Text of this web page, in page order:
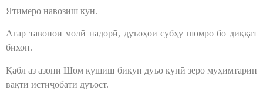
Ятимеро навозиш кун.
Агар тавонои молӣ надорӣ, дуъоҳои субҳу шомро бо диққат
бихон.
Қабл аз азони Шом кӯшиш бикун дуъо кунӣ зеро мӯҳимтарин
вақти истиҷобати дуъост.